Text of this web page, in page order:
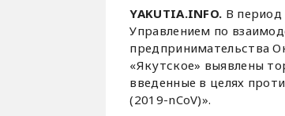
YAKUTIA.INFO. В период
Управлением по
предпринимательства
«Якутское» выявлены
введенные в целях
(2019-nCoV)».